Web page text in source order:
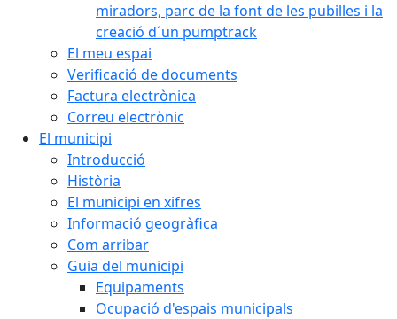
miradors, parc de la font de les pubilles i la
creació d´un pumptrack
El meu espai
Verificació de documents
Factura electrònica
Correu electrònic
El municipi
Introducció
Història
El municipi en xifres
Informació geogràfica
Com arribar
Guia del municipi
Equipaments
Ocupació d'espais municipals